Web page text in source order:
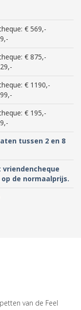
€ 569,-
€ 875,-
€ 1190,-
€ 195,-
tussen 2 en 8
de normaalprijs.
van de Feel